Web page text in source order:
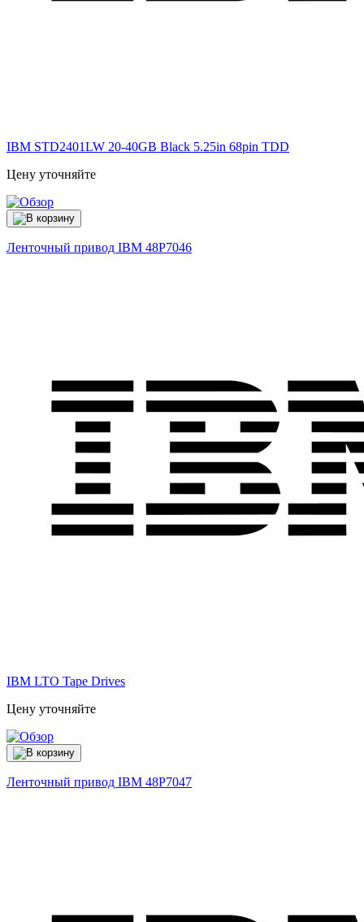
IBM STD2401LW 20-40GB Black 5.25in 68pin TDD
Цену уточняйте
Ленточный привод IBM 48P7046
IBM LTO Tape Drives
Цену уточняйте
Ленточный привод IBM 48P7047